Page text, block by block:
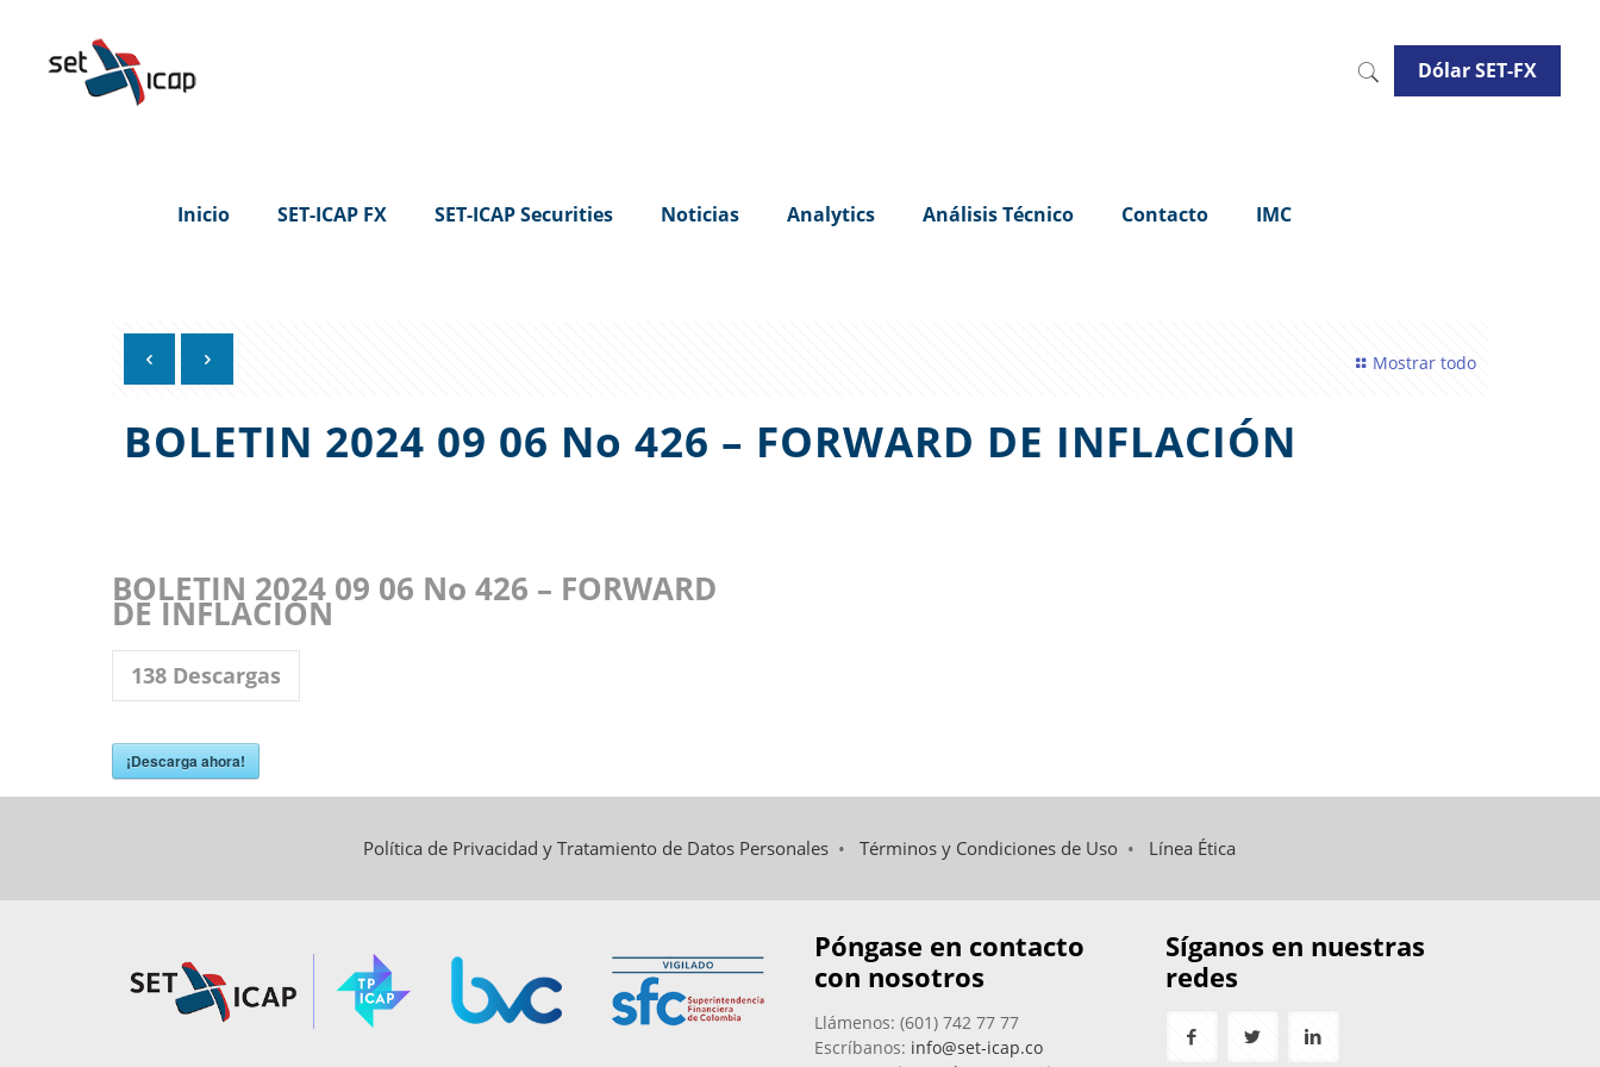
Inicio SET-ICAP FX SET-ICAP Securities Noticias Analytics Análisis Técnico Contacto IMC
Dólar SET-FX
Mostrar todo
BOLETIN 2024 09 06 No 426 – FORWARD DE INFLACIÓN
BOLETIN 2024 09 06 No 426 – FORWARD
DE INFLACIÓN
138Descargas
¡Descarga ahora!
Política de Privacidad y Tratamiento de Datos Personales •Términos y Condiciones de Uso • Línea Ética
Póngase en contacto
con nosotros
Llámenos: (601) 742 77 77
Escríbanos: info@set-icap.co
Síganos en nuestras
redes